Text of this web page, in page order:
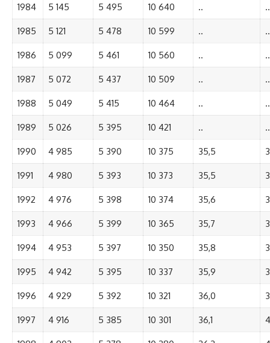
1984 5 145 5 495 10 640 .. ..
1985 5 121 5 478 10 599 .. ..
1986 5 099 5 461 10 560 .. ..
1987 5 072 5 437 10 509 .. ..
1988 5 049 5 415 10 464 .. ..
1989 5 026 5 395 10 421 .. ..
1990 4 985 5 390 10 375 35,5
1991 4 980 5 393 10 373 35,5
1992 4 976 5 398 10 374 35,6
1993 4 966 5 399 10 365 35,7
1994 4 953 5 397 10 350 35,8
1995 4 942 5 395 10 337 35,9
1996 4 929 5 392 10 321 36,0
1997 4 916 5 385 10 301 36,1